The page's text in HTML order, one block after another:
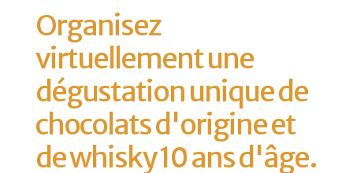
Organisez
virtuellement une
dégustation unique de
chocolats d'origine et
de whisky 10 ans d'âge.